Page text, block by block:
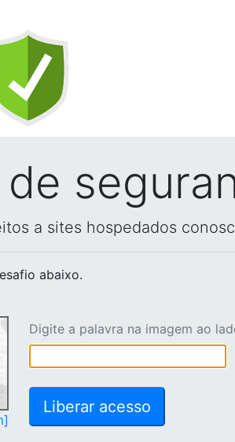
a sites hospedados
abaixo.
Digite a palavra na imagem ao